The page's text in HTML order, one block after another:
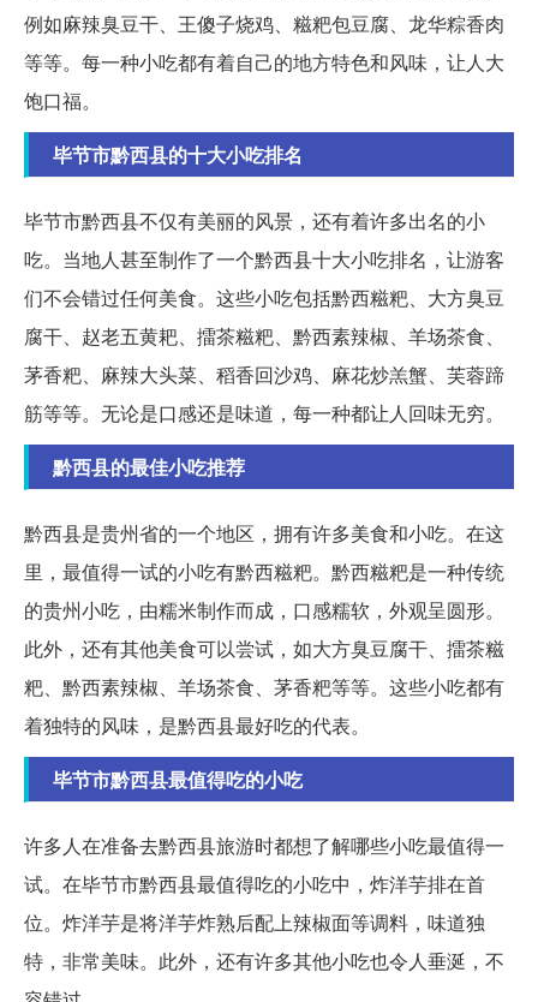
例如麻辣臭豆干、王傻子烧鸡、糍粑包豆腐、龙华粽香肉
等等。每一种小吃都有着自己的地方特色和风味，让人大
饱口福。
毕节市黔西县的十大小吃排名
毕节市黔西县不仅有美丽的风景，还有着许多出名的小
吃。当地人甚至制作了一个黔西县十大小吃排名，让游客
们不会错过任何美食。这些小吃包括黔西糍粑、大方臭豆
腐干、赵老五黄耙、擂茶糍粑、黔西素辣椒、羊场茶食、
茅香粑、麻辣大头菜、稻香回沙鸡、麻花炒羔蟹、芙蓉蹄
筋等等。无论是口感还是味道，每一种都让人回味无穷。
黔西县的最佳小吃推荐
黔西县是贵州省的一个地区，拥有许多美食和小吃。在这
里，最值得一试的小吃有黔西糍粑。黔西糍粑是一种传统
的贵州小吃，由糯米制作而成，口感糯软，外观呈圆形。
此外，还有其他美食可以尝试，如大方臭豆腐干、擂茶糍
粑、黔西素辣椒、羊场茶食、茅香粑等等。这些小吃都有
着独特的风味，是黔西县最好吃的代表。
毕节市黔西县最值得吃的小吃
许多人在准备去黔西县旅游时都想了解哪些小吃最值得一
试。在毕节市黔西县最值得吃的小吃中，炸洋芋排在首
位。炸洋芋是将洋芋炸熟后配上辣椒面等调料，味道独
特，非常美味。此外，还有许多其他小吃也令人垂涎，不